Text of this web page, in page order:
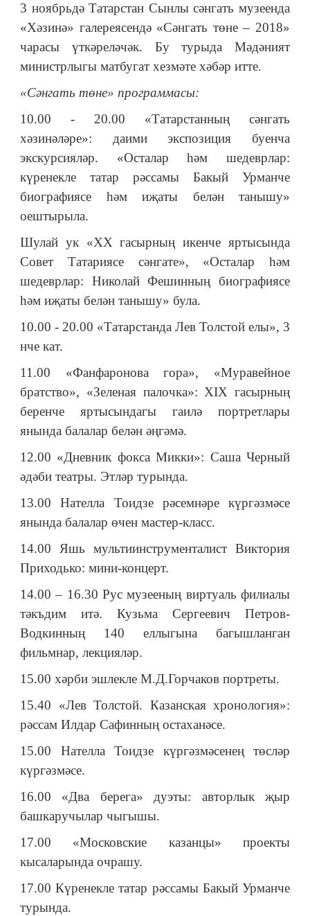
3 ноябрьдә Татарстан Сынлы сәнгать музеенда
«Хәзинә» галереясендә «Сәнгать төне – 2018»
чарасы үткәреләчәк. Бу турыда Мәдәният
министрлыгы матбугат хезмәте хәбәр итте.
«Сәнгать төне» программасы:
10.00 - 20.00 «Татарстанның сәнгать
хәзинәләре»: даими экспозиция буенча
экскурсияләр. «Осталар һәм шедеврлар:
күренекле татар рәссамы Бакый Урманче
биографиясе һәм иҗаты белән танышу»
оештырыла.
Шулай ук «ХХ гасырның икенче яртысында
Совет Татариясе сәнгате», «Осталар һәм
шедеврлар: Николай Фешинның биографиясе
һәм иҗаты белән танышу» була.
10.00 - 20.00 «Татарстанда Лев Толстой елы», 3
нче кат.
11.00 «Фанфаронова гора», «Муравейное
братство», «Зеленая палочка»: XIX гасырның
беренче яртысындагы гаилә портретлары
янында балалар белән әңгәмә.
12.00 «Дневник фокса Микки»: Саша Черный
әдәби театры. Этләр турында.
13.00 Нателла Тоидзе рәсемнәре күргәзмәсе
янында балалар өчен мастер-класс.
14.00 Яшь мультиинструменталист Виктория
Приходько: мини-концерт.
14.00 – 16.30 Рус музееның виртуаль филиалы
тәкъдим итә. Кузьма Сергеевич Петров-
Водкинның 140 еллыгына багышланган
фильмнар, лекцияләр.
15.00 хәрби эшлекле М.Д.Горчаков портреты.
15.40 «Лев Толстой. Казанская хронология»:
рәссам Илдар Сафинның остаханәсе.
15.00 Нателла Тоидзе күргәзмәсенең төсләр
күргәзмәсе.
16.00 «Два берега» дуэты: авторлык җыр
башкаручылар чыгышы.
17.00 «Московские казанцы» проекты
кысаларында очрашу.
17.00 Күренекле татар рәссамы Бакый Урманче
турында.